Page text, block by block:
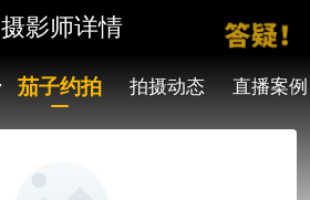
摄影师详情
茄子约拍 拍摄动态 直播案例